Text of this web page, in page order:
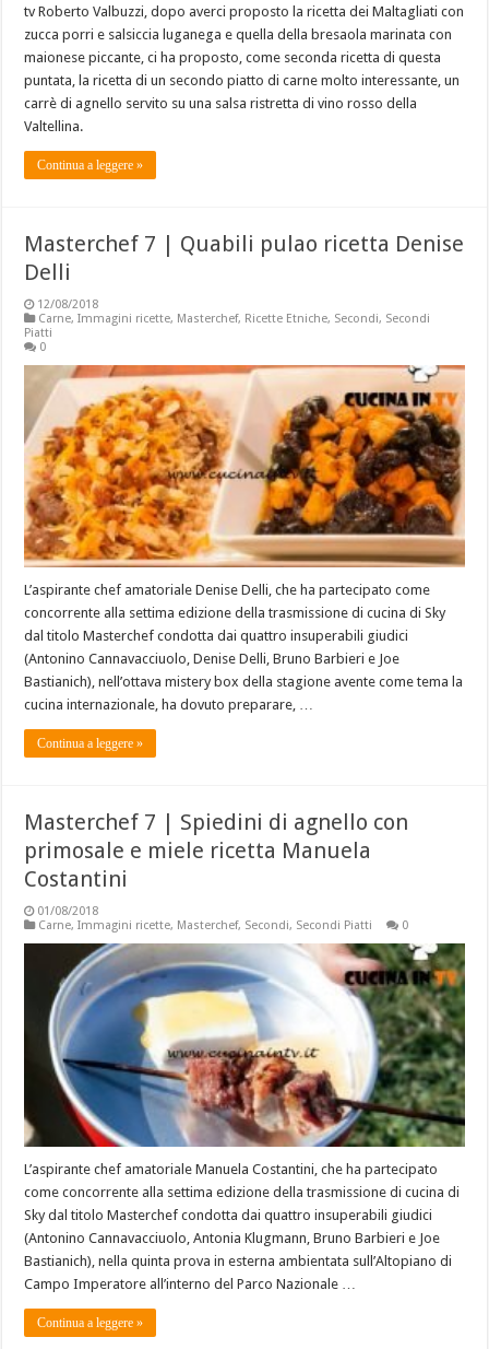
tv Roberto Valbuzzi, dopo averci proposto la ricetta dei Maltagliati con
zucca porri e salsiccia luganega e quella della bresaola marinata con
maionese piccante, ci ha proposto, come seconda ricetta di questa
puntata, la ricetta di un secondo piatto di carne molto interessante, un
carrè di agnello servito su una salsa ristretta di vino rosso della
Valtellina.
Continua a leggere »
Masterchef 7 | Quabili pulao ricetta Denise
Delli
12/08/2018
Carne,Immagini ricette, Masterchef, Ricette Etniche, Secondi, Secondi
Piatti
0
L’aspirante chef amatoriale Denise Delli, che ha partecipato come
concorrente alla settima edizione della trasmissione di cucina di Sky
dal titolo Masterchef condotta dai quattro insuperabili giudici
(Antonino Cannavacciuolo, Denise Delli, Bruno Barbieri e Joe
Bastianich), nell’ottava mistery box della stagione avente come tema la
cucina internazionale, ha dovuto preparare, …
Continua a leggere »
Masterchef 7 | Spiedini di agnello con
primosale e miele ricetta Manuela
Costantini
01/08/2018
Carne,Immagini ricette, Masterchef, Secondi, Secondi Piatti 0
L’aspirante chef amatoriale Manuela Costantini, che ha partecipato
come concorrente alla settima edizione della trasmissione di cucina di
Sky dal titolo Masterchef condotta dai quattro insuperabili giudici
(Antonino Cannavacciuolo, Antonia Klugmann, Bruno Barbieri e Joe
Bastianich), nella quinta prova in esterna ambientata sull’Altopiano di
Campo Imperatore all’interno del Parco Nazionale …
Continua a leggere »